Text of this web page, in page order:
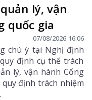
lý, vận
quốc gia
07/08/2026 16:06
chú ý tại Nghị định
định cụ thể trách
lý, vận hành Cổng
quy định trách nhiệm